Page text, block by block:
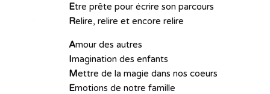
Etre prête pour écrire son parcours
Relire, relire et encore relire
Amour des autres
Imagination des enfants
Mettre de la magie dans nos coeurs
Emotions de notre famille